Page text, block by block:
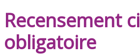
Recensement
obligatoire